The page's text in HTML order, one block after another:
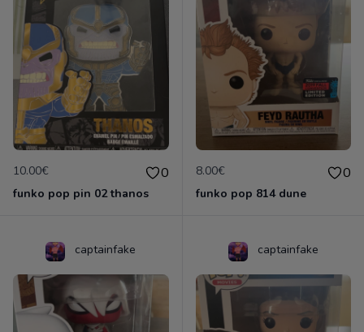
10.00€ 0
funko pop pin 02 thanos
8.00€ 0
funko pop 814 dune
captainfake captainfake